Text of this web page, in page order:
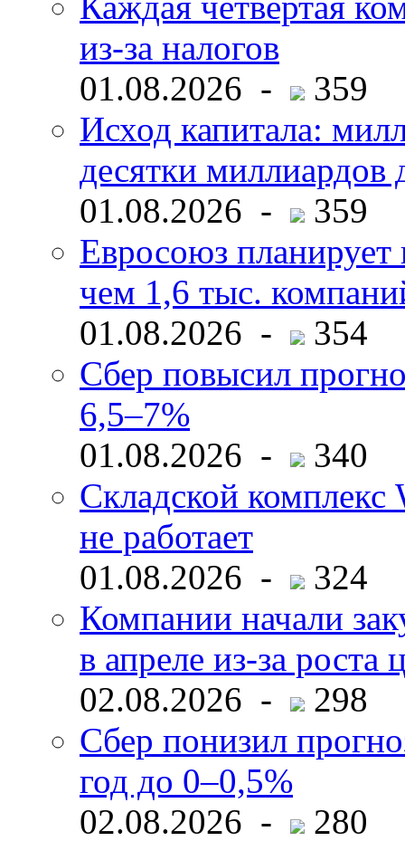
из-за налогов
01.08.2026 -
359
Исход капитала:
десятки миллиардов
01.08.2026 -
359
Евросоюз планирует
чем 1,6 тыс.
01.08.2026 -
354
Сбер повысил
6,5–7%
01.08.2026 -
340
Складской комплекс
не работает
01.08.2026 -
324
Компании начали
в апреле из-за роста
02.08.2026 -
298
Сбер понизил
год до 0–0,5%
02.08.2026 -
280